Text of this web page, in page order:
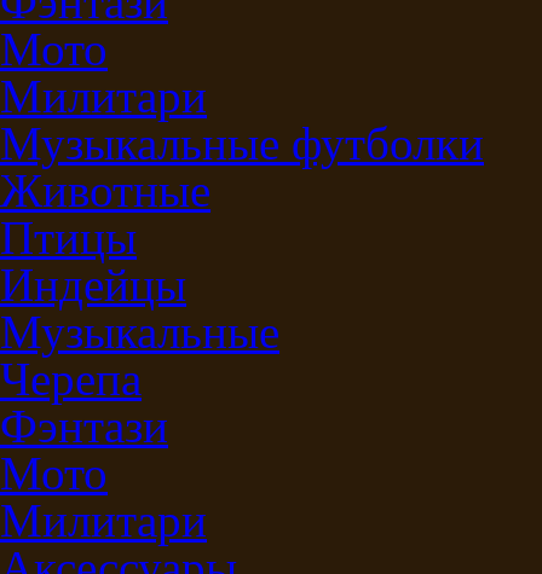
Мото
Милитари
Музыкальные футболки
Животные
Птицы
Индейцы
Музыкальные
Черепа
Фэнтази
Мото
Милитари